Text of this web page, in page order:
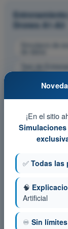
Drones A1-A3
Simulacro de
Test de
de datos
Examen en
¡En el sitio
Simulaciones
✅ Todas las
🧠
Artificial
♾️ Sin límites